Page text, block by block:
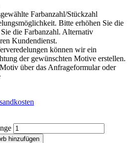
Farbanzahl/Stückzahl
Bitte erhöhen Sie die
die Farbanzahl. Alternativ
Kundendienst.
können wir ein
der gewünschten Motive erstellen.
über das Anfrageformular oder
hinzufügen